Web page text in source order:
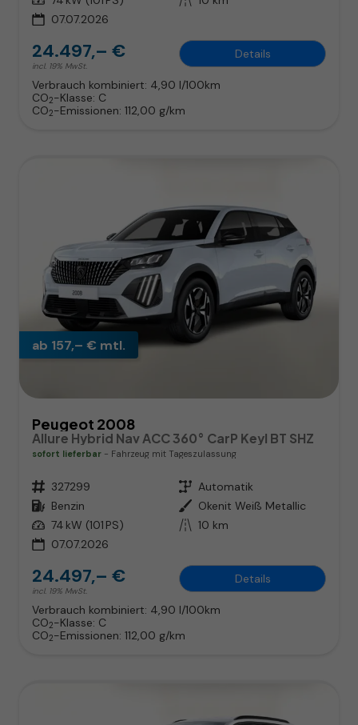
07.07.2026
24.497,– €
incl. 19% MwSt.
Details
Verbrauch kombiniert: 4,90 l/100km
CO2-Klasse: C
CO2-Emissionen: 112,00 g/km
ab 157,– € mtl.
Peugeot 2008
Allure Hybrid Nav ACC 360° CarP Keyl BT SHZ
sofort lieferbar Fahrzeug mit Tageszulassung
Fahrzeugnr. 327299 Getriebe Automatik
Kraftstoff Benzin Außenfarbe Okenit Weiß Metallic
Leistung 74 kW (101 PS) Kilometerstand 10 km
07.07.2026
24.497,– €
incl. 19% MwSt.
Details
Verbrauch kombiniert: 4,90 l/100km
CO2-Klasse: C
CO2-Emissionen: 112,00 g/km